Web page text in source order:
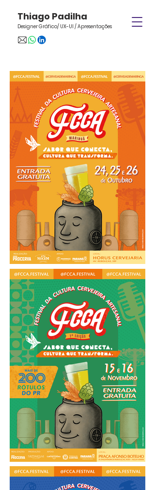
Thiago Padilha
Designer Gráfico/ UX-UI / Apresentações